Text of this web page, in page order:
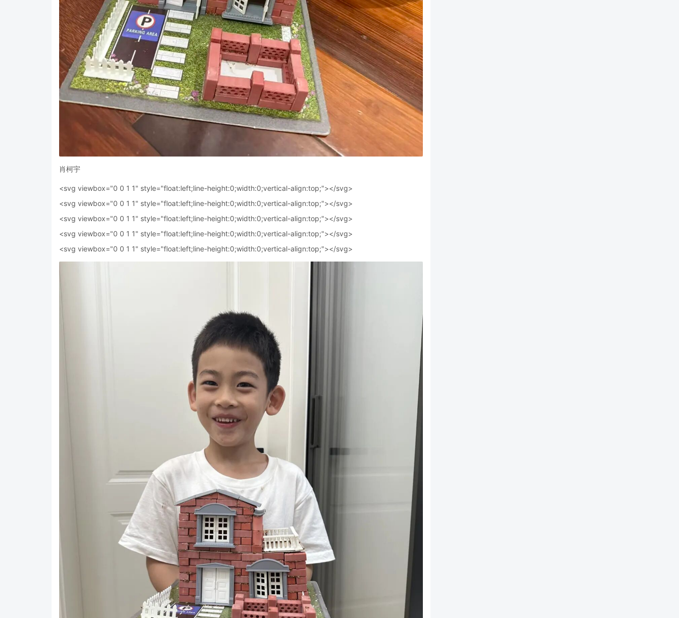
肖柯宇
<svg viewbox="0 0 1 1" style="float:left;line-height:0;width:0;vertical-align:top;"></svg>
<svg viewbox="0 0 1 1" style="float:left;line-height:0;width:0;vertical-align:top;"></svg>
<svg viewbox="0 0 1 1" style="float:left;line-height:0;width:0;vertical-align:top;"></svg>
<svg viewbox="0 0 1 1" style="float:left;line-height:0;width:0;vertical-align:top;"></svg>
<svg viewbox="0 0 1 1" style="float:left;line-height:0;width:0;vertical-align:top;"></svg>